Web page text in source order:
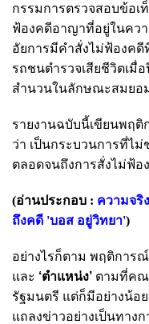
กรรมการตรวจสอบข้อ
ฟ้องคดีอาญาที่อยู่ในคว
อัยการมีคำสั่งไม่ฟ้องค
รถชนตำรวจเสียชีวิตเมื่
สำนวนในลักษณะสมยอ
รายงานฉบับนี้เขียนพฤ
ว่า เป็นกระบวนการที่ไ
ตลอดจนถึงการสั่งไม่ฟ้
(อ่านประกอบ : ความจริ
ถึงคดี 'บอส อยู่วิทยา')
อย่างไรก็ตาม พฤติการ
และ ‘ตำแหน่ง’ ตามที่คณ
รัฐมนตรี แต่ก็มีอย่างน้อ
แถลงข่าวอย่างเป็นทางก